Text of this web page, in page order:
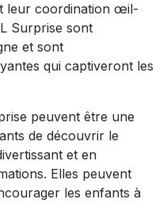
leur coordination œil-
Surprise sont
et sont
qui captiveront les
peuvent être une
de découvrir le
et en
Elles peuvent
les enfants à